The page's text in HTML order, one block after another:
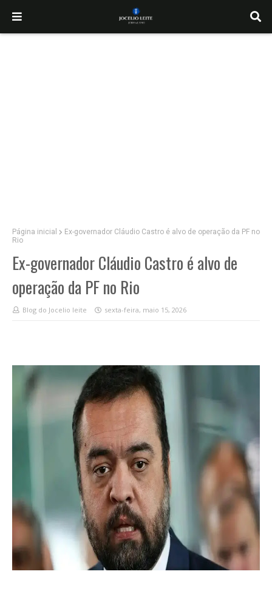
Página inicial
Ex-governador Cláudio Castro é alvo de operação da PF no
Rio
Ex-governador Cláudio Castro é alvo de
operação da PF no Rio
Blog do Jocelio leite sexta-feira, maio 15, 2026